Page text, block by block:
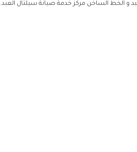
و الخط الساخن مركز خدمة صيانة سيلتال العبد.